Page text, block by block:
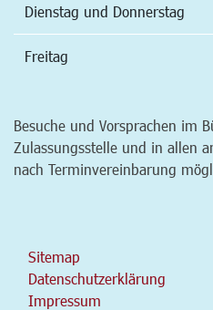
Dienstag und Donnerstag
Freitag
Besuche und Vorsprachen im
Zulassungsstelle und in allen
nach Terminvereinbarung
Sitemap
Datenschutzerklärung
Impressum